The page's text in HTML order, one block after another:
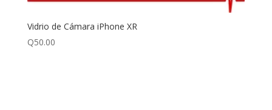
Vidrio de Cámara iPhone XR
Q50.00